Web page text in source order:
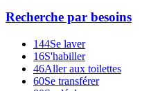
Recherche par besoins
144Se laver
16S'habiller
46Aller aux toilettes
60Se transférer